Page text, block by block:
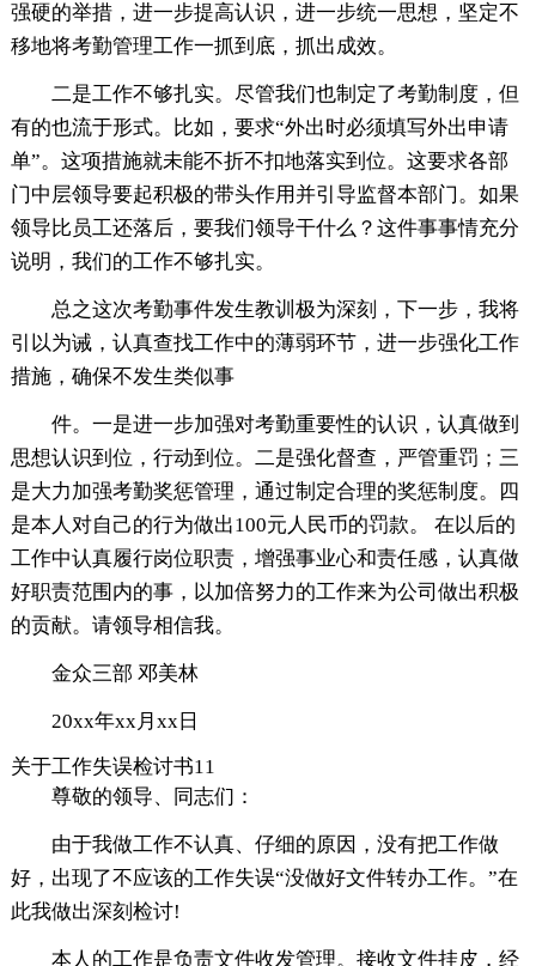
强硬的举措，进一步提高认识，进一步统一思想，坚定不
移地将考勤管理工作一抓到底，抓出成效。
二是工作不够扎实。尽管我们也制定了考勤制度，但
有的也流于形式。比如，要求“外出时必须填写外出申请
单”。这项措施就未能不折不扣地落实到位。这要求各部
门中层领导要起积极的带头作用并引导监督本部门。如果
领导比员工还落后，要我们领导干什么？这件事事情充分
说明，我们的工作不够扎实。
总之这次考勤事件发生教训极为深刻，下一步，我将
引以为诫，认真查找工作中的薄弱环节，进一步强化工作
措施，确保不发生类似事
件。一是进一步加强对考勤重要性的认识，认真做到
思想认识到位，行动到位。二是强化督查，严管重罚；三
是大力加强考勤奖惩管理，通过制定合理的奖惩制度。四
是本人对自己的行为做出100元人民币的罚款。 在以后的
工作中认真履行岗位职责，增强事业心和责任感，认真做
好职责范围内的事，以加倍努力的工作来为公司做出积极
的贡献。请领导相信我。
金众三部 邓美林
20xx年xx月xx日
关于工作失误检讨书11
尊敬的领导、同志们：
由于我做工作不认真、仔细的原因，没有把工作做
好，出现了不应该的工作失误“没做好文件转办工作。”在
此我做出深刻检讨!
本人的工作是负责文件收发管理。接收文件挂皮，经